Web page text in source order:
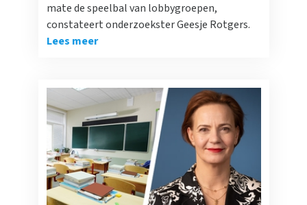
mate de speelbal van lobbygroepen,
constateert onderzoekster Geesje Rotgers.
Lees meer